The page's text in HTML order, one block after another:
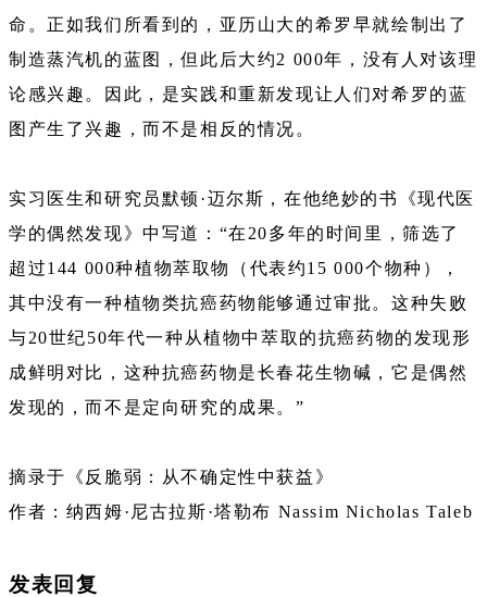
命。正如我们所看到的，亚历山大的希罗早就绘制出了
制造蒸汽机的蓝图，但此后大约2 000年，没有人对该理
论感兴趣。因此，是实践和重新发现让人们对希罗的蓝
图产生了兴趣，而不是相反的情况。
实习医生和研究员默顿·迈尔斯，在他绝妙的书《现代医
学的偶然发现》中写道：“在20多年的时间里，筛选了
超过144 000种植物萃取物（代表约15 000个物种），
其中没有一种植物类抗癌药物能够通过审批。这种失败
与20世纪50年代一种从植物中萃取的抗癌药物的发现形
成鲜明对比，这种抗癌药物是长春花生物碱，它是偶然
发现的，而不是定向研究的成果。”
摘录于《反脆弱：从不确定性中获益》
作者：纳西姆·尼古拉斯·塔勒布 Nassim Nicholas Taleb
发表回复